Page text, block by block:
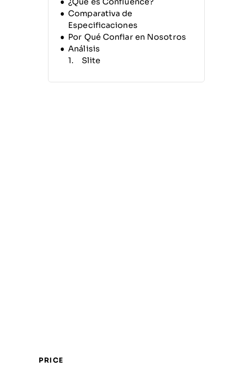
PRICE
¿Qué es Confluence?
Comparativa de
Especificaciones
Por Qué Confiar en Nosotros
Análisis
Slite
Tettra